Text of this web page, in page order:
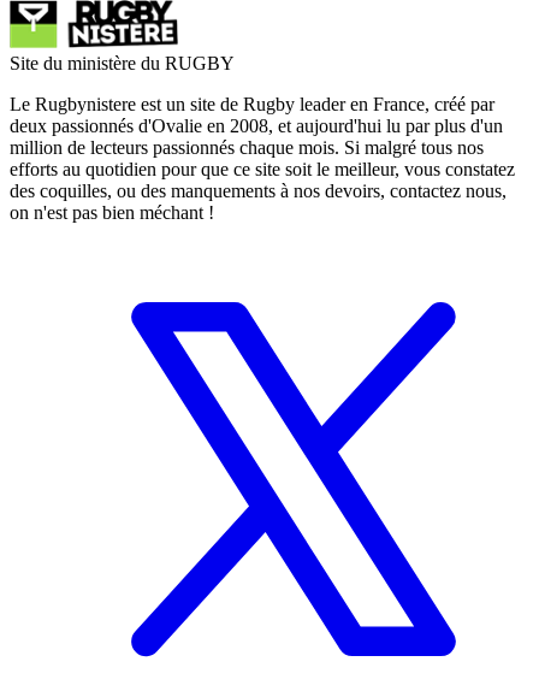
Site du ministère du RUGBY
Le Rugbynistere est un site de Rugby leader en France, créé par
deux passionnés d'Ovalie en 2008, et aujourd'hui lu par plus d'un
million de lecteurs passionnés chaque mois. Si malgré tous nos
efforts au quotidien pour que ce site soit le meilleur, vous constatez
des coquilles, ou des manquements à nos devoirs, contactez nous,
on n'est pas bien méchant !